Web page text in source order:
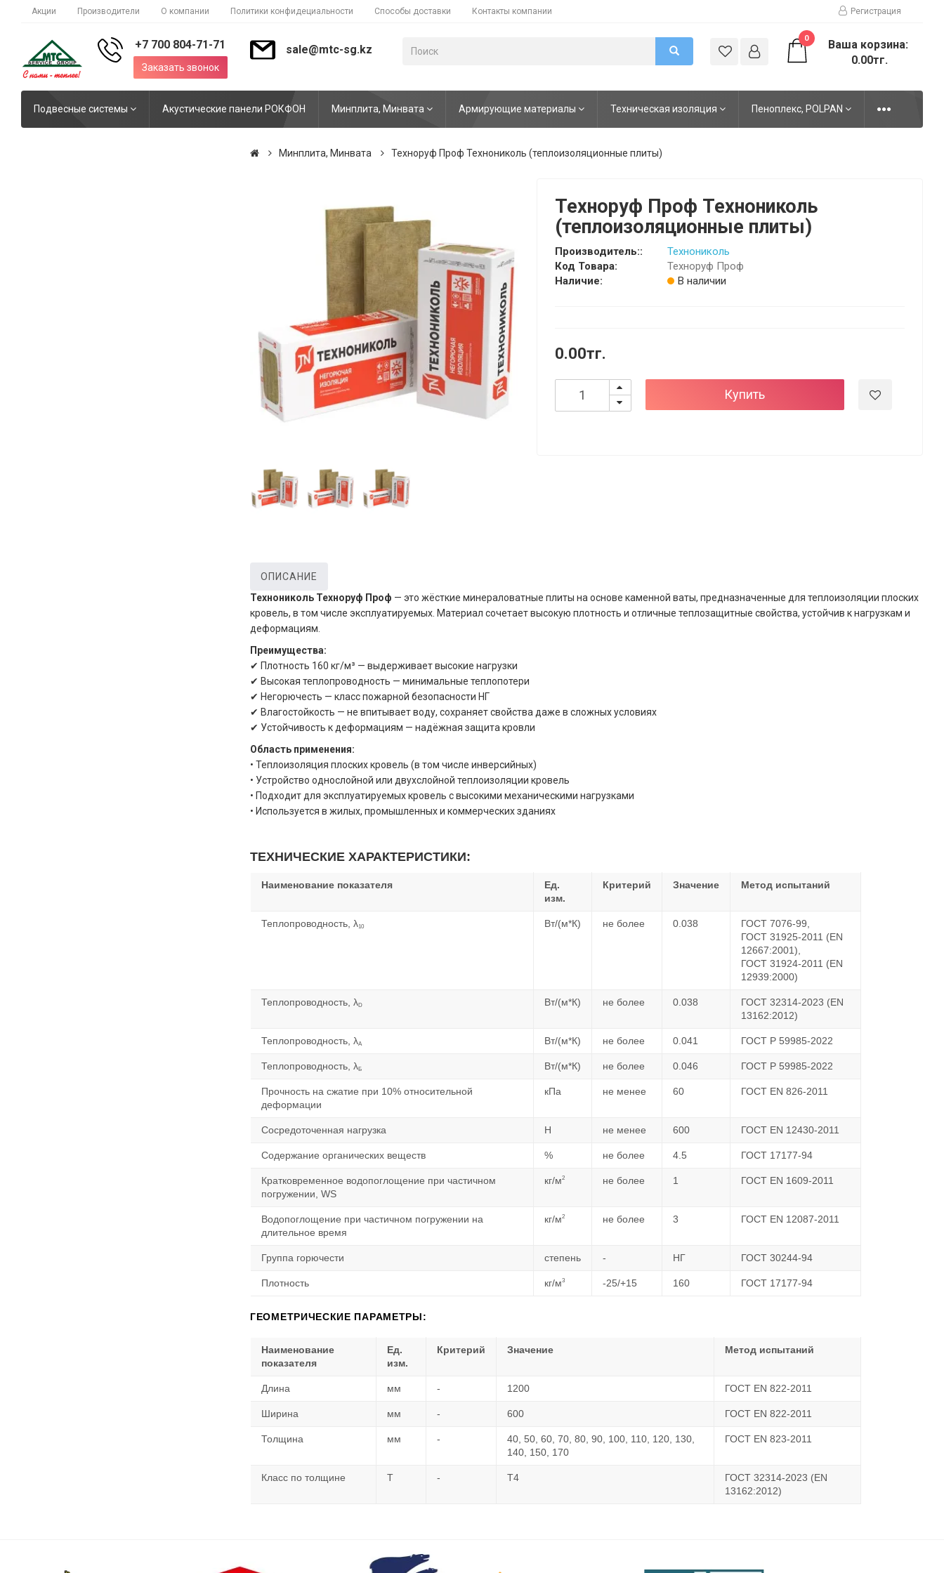
Акции Производители О компании Политики конфидециальности Способы доставки Контакты компании Регистрация
+7 700 804-71-71
Заказать звонок
sale@mtc-sg.kz
0
Ваша корзина:
0.00тг.
Подвесные системы Акустические панели РОКФОН Минплита, Минвата Армирующие материалы Техническая изоляция Пеноплекс, POLPAN
Минплита, Минвата Техноруф Проф Технониколь (теплоизоляционные плиты)
Техноруф Проф Технониколь
(теплоизоляционные плиты)
Производитель::
Технониколь
Код Товара:
Техноруф Проф
Наличие:
В наличии
0.00тг.
Купить
ОПИСАНИЕ
Технониколь Техноруф Проф — это жёсткие минераловатные плиты на основе каменной ваты, предназначенные для теплоизоляции плоских
кровель, в том числе эксплуатируемых. Материал сочетает высокую плотность и отличные теплозащитные свойства, устойчив к нагрузкам и
деформациям.
Преимущества:
✔ Плотность 160 кг/м³ — выдерживает высокие нагрузки
✔ Высокая теплопроводность — минимальные теплопотери
✔ Негорючесть — класс пожарной безопасности НГ
✔ Влагостойкость — не впитывает воду, сохраняет свойства даже в сложных условиях
✔ Устойчивость к деформациям — надёжная защита кровли
Область применения:
• Теплоизоляция плоских кровель (в том числе инверсийных)
• Устройство однослойной или двухслойной теплоизоляции кровель
• Подходит для эксплуатируемых кровель с высокими механическими нагрузками
• Используется в жилых, промышленных и коммерческих зданиях
ТЕХНИЧЕСКИЕ ХАРАКТЕРИСТИКИ:
Наименование показателя
Ед.
изм.
Критерий Значение Метод испытаний
Теплопроводность, λ10 Вт/(м*К) не более 0.038
ГОСТ 7076-99,
ГОСТ 31925-2011 (EN
12667:2001),
ГОСТ 31924-2011 (EN
12939:2000)
Теплопроводность, λD Вт/(м*К) не более 0.038
ГОСТ 32314-2023 (EN
13162:2012)
Теплопроводность, λА Вт/(м*К) не более 0.041 ГОСТ Р 59985-2022
Теплопроводность, λБ Вт/(м*К) не более 0.046 ГОСТ Р 59985-2022
Прочность на сжатие при 10% относительной
деформации
кПа не менее 60 ГОСТ EN 826-2011
Сосредоточенная нагрузка Н не менее 600 ГОСТ EN 12430-2011
Содержание органических веществ % не более 4.5 ГОСТ 17177-94
Кратковременное водопоглощение при частичном
погружении, WS
кг/м2 не более 1 ГОСТ EN 1609-2011
Водопоглощение при частичном погружении на
длительное время
кг/м2 не более 3 ГОСТ EN 12087-2011
Группа горючести степень - НГ ГОСТ 30244-94
Плотность кг/м3 -25/+15 160 ГОСТ 17177-94
ГЕОМЕТРИЧЕСКИЕ ПАРАМЕТРЫ:
Наименование
показателя
Ед.
изм.
Критерий Значение Метод испытаний
Длина мм - 1200 ГОСТ EN 822-2011
Ширина мм - 600 ГОСТ EN 822-2011
Толщина мм -
40, 50, 60, 70, 80, 90, 100, 110, 120, 130,
140, 150, 170
ГОСТ EN 823-2011
Класс по толщине Т - Т4
ГОСТ 32314-2023 (EN
13162:2012)